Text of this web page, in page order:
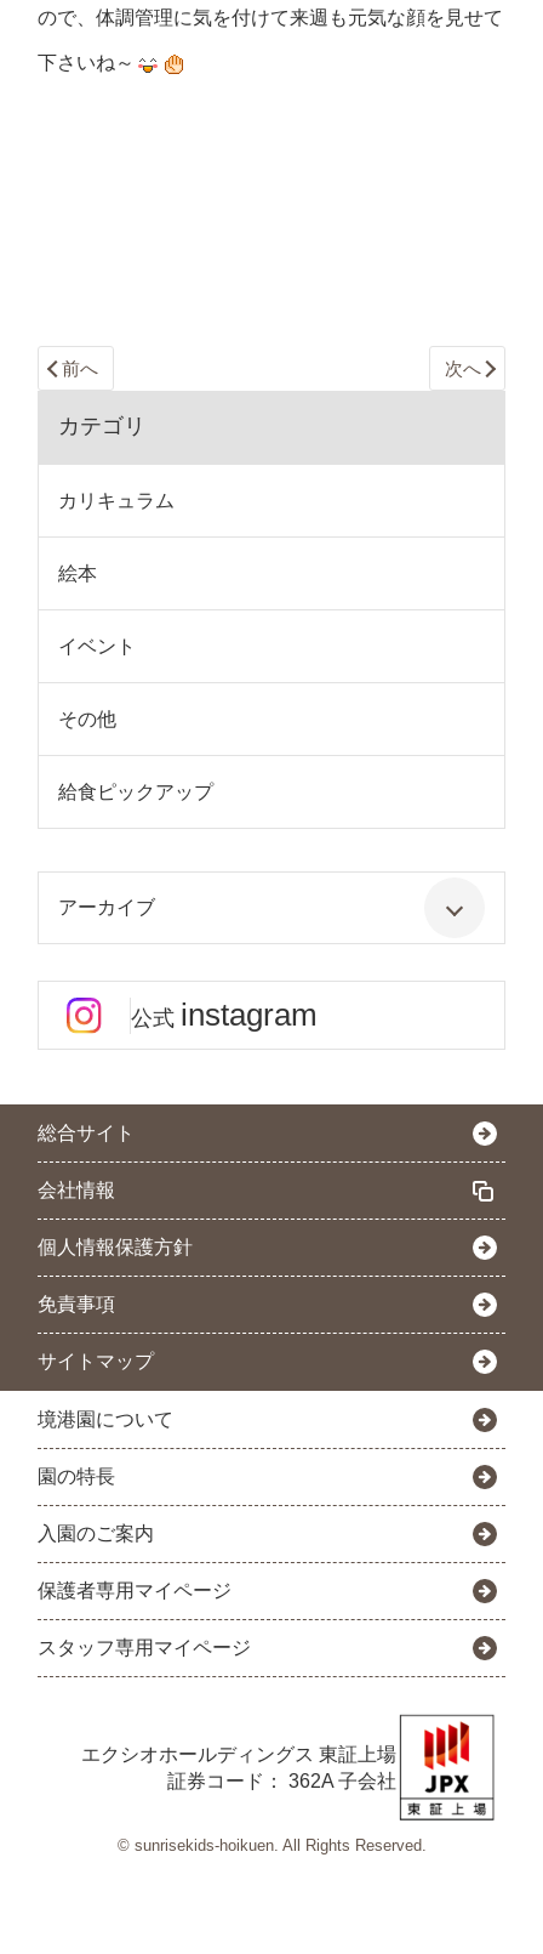
ので、体調管理に気を付けて来週も元気な顔を見せて
下さいね～
前へ 次へ
カテゴリ
カリキュラム
絵本
イベント
その他
給食ピックアップ
アーカイブ
公式 instagram
総合サイト
会社情報
個人情報保護方針
免責事項
サイトマップ
境港園について
園の特長
入園のご案内
保護者専用マイページ
スタッフ専用マイページ
エクシオホールディングス 東証上場
証券コード： 362A 子会社
© sunrisekids-hoikuen. All Rights Reserved.